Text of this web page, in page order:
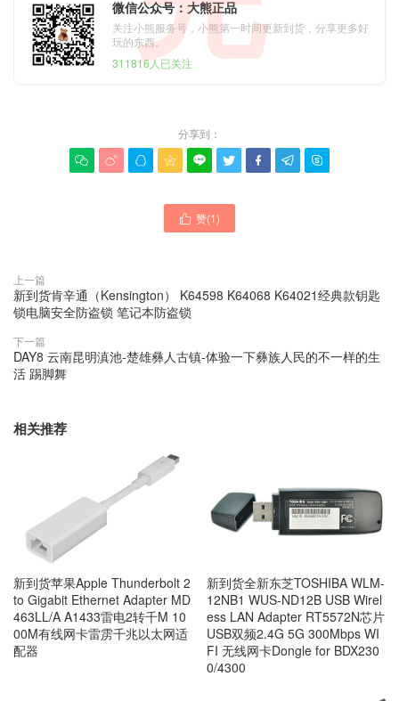
微信公众号：大熊正品
关注小熊服务号，小熊第一时间更新到货，分享更多好
玩的东西。
311816人已关注
分享到：
        
 赞(1)
上一篇
新到货肯辛通（Kensington） K64598 K64068 K64021经典款钥匙
锁电脑安全防盗锁 笔记本防盗锁
下一篇
DAY8 云南昆明滇池-楚雄彝人古镇-体验一下彝族人民的不一样的生
活 踢脚舞
相关推荐
新到货苹果Apple Thunderbolt 2
to Gigabit Ethernet Adapter MD
463LL/A A1433雷电2转千M 10
00M有线网卡雷雳千兆以太网适
配器
新到货全新东芝TOSHIBA WLM-
12NB1 WUS-ND12B USB Wirel
ess LAN Adapter RT5572N芯片
USB双频2.4G 5G 300Mbps WI
FI 无线网卡Dongle for BDX230
0/4300